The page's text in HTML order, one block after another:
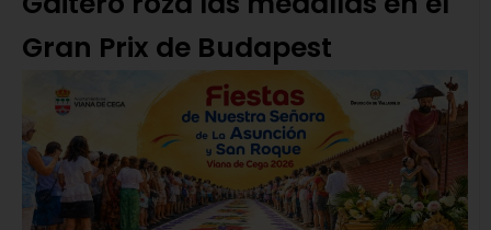
Gran Prix de Budapest